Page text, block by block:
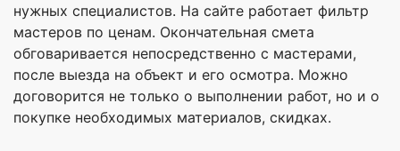
нужных специалистов. На сайте работает фильтр
мастеров по ценам. Окончательная смета
обговаривается непосредственно с мастерами,
после выезда на объект и его осмотра. Можно
договорится не только о выполнении работ, но и о
покупке необходимых материалов, скидках.